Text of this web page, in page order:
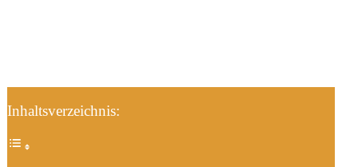
Inhaltsverzeichnis: